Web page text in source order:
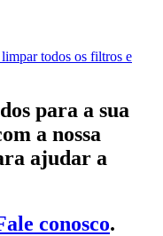
todos os filtros e
para a sua
a nossa
ajudar a
conosco.